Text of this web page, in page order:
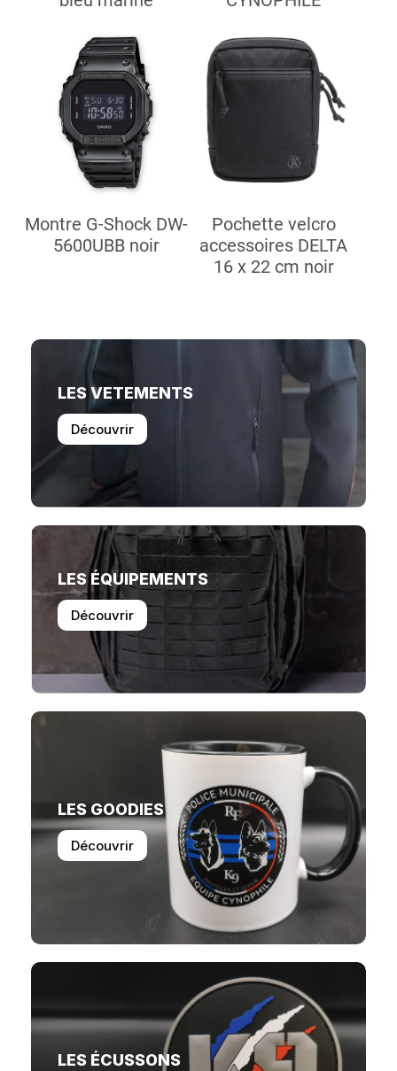
Montre G-Shock DW-
5600UBB noir
Pochette velcro
accessoires DELTA
16 x 22 cm noir
LES VETEMENTS
Découvrir
LES ÉQUIPEMENTS
Découvrir
LES GOODIES
Découvrir
LES ÉCUSSONS